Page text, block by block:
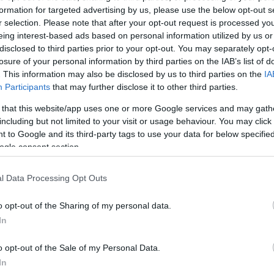
for targeted advertising by us, please use the below opt-out
selection. Please note that after your opt-out request is processed
interest-based ads based on personal information utilized by us
to third parties prior to your opt-out. You may separately
of your personal information by third parties on the IAB’s list of
This information may also be disclosed by us to third parties on the
Participants that may further disclose it to other third parties.
that this website/app uses one or more Google services and may
but not limited to your visit or usage behaviour. You may
to Google and its third-party tags to use your data for below
consent section.
Data Processing Opt Outs
opt-out of the Sharing of my personal data.
opt-out of the Sale of my Personal Data.
κατηγορίας νικητών του ΛΟΤΤΟ του ΟΠΑΠ,
τις επίσημες ανακοινώσεις ή οποιοδήποτε
ΑΕ.Για τα κέρδη των υπολοίπων κατηγοριών,
και από τον αντίστοιχο πίνακα που βρίσκεται στην
Πλήρους Ανάπτυξης. Με αυτόν μπορείτε να
των επιτυχιών ανάλογα με το σύνολο των